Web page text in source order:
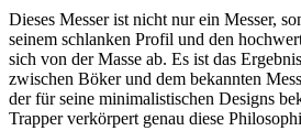
Dieses Messer ist nicht nur ein Messer,
seinem schlanken Profil und den
sich von der Masse ab. Es ist das
zwischen Böker und dem bekannten
der für seine minimalistischen Designs
Trapper verkörpert genau diese